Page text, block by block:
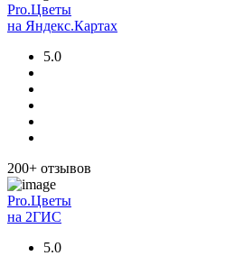
Pro.Цветы
на Яндекс.Картах
5.0
200+ отзывов
Pro.Цветы
на 2ГИС
5.0